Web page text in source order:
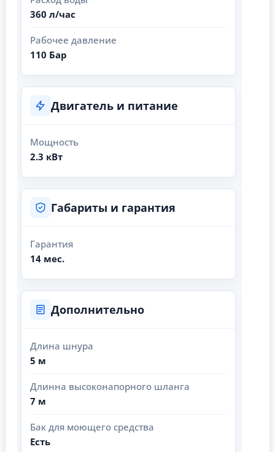
360 л/час
Рабочее давление
110 Бар
Двигатель и питание
Мощность
2.3 кВт
Габариты и гарантия
Гарантия
14 мес.
Дополнительно
Длина шнура
5 м
Длинна высоконапорного шланга
7 м
Бак для моющего средства
Есть